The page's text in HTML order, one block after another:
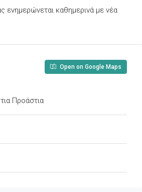
ενημερώνεται καθημερινά με νέα
Open on Google Maps
Προάστια